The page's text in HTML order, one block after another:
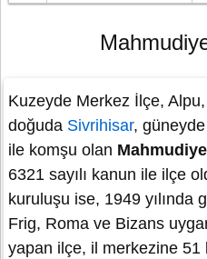
Kuzeyde Merkez İlçe,
doğuda Sivrihisar,
ile komşu olan Mahmudiye
6321 sayılı kanun ile ilçe
kuruluşu ise, 1949 yılında
Frig, Roma ve Bizans
yapan ilçe, il merkezine 51